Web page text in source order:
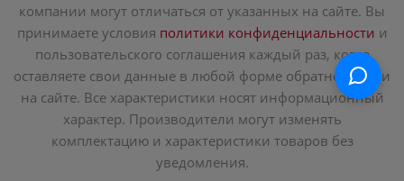
компании могут отличаться от указанных на сайте. Вы
принимаете условия политики конфиденциальности и
пользовательского соглашения каждый раз, когда
оставляете свои данные в любой форме обратной связи
на сайте. Все характеристики носят информационный
характер. Производители могут изменять
комплектацию и характеристики товаров без
уведомления.